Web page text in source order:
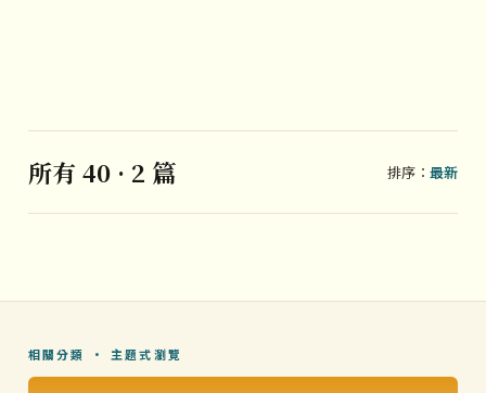
所有 40 · 2 篇 排序：最新
相關分類 · 主題式瀏覽